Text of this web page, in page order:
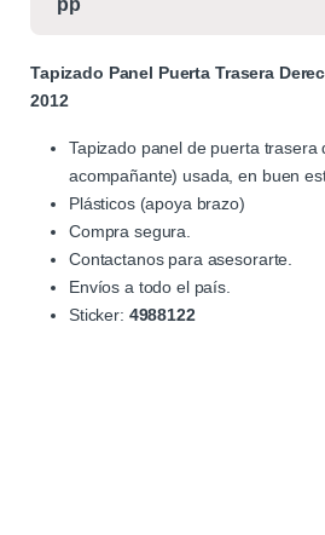
Tapizado Panel Puerta Trasera
2012
Tapizado panel de puerta trasera
acompañante) usada, en buen
Plásticos (apoya brazo)
Compra segura.
Contactanos para asesorarte.
Envíos a todo el país.
Sticker: 4988122